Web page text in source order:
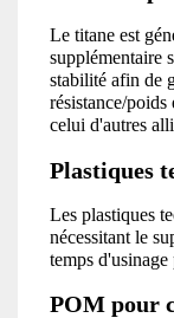
Le titane est
supplémentaire
stabilité afin de
résistance/
celui d'autres
Plastiques
Les plastiques
nécessitant le
temps d'usinage
POM pour